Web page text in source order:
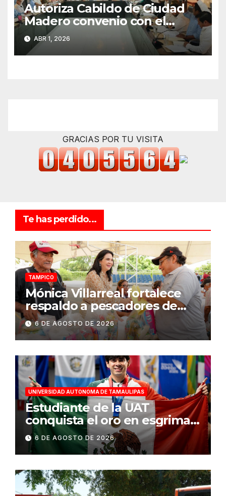
Autoriza Cabildo de Ciudad
Madero convenio con el
Estado para fortalecer el
cobro del impuesto predial
ABR 1, 2026
GRACIAS POR TU VISITA
Te has perdido...
TAMPICO
Mónica Villarreal fortalece
respaldo a pescadores de
Tampico durante temporada
de veda
6 DE AGOSTO DE 2026
UNIVERSIDAD AUTONOMA DE TAMAULIPAS
Estudiante de la UAT
conquista el oro en esgrima
en Santo Domingo 2026
6 DE AGOSTO DE 2026